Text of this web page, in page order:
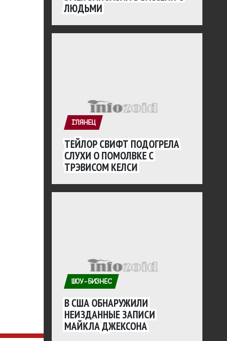
ЛЮДЬМИ
ГЛЯНЕЦ
ТЕЙЛОР СВИФТ ПОДОГРЕЛА
СЛУХИ О ПОМОЛВКЕ С
ТРЭВИСОМ КЕЛСИ
ШОУ-БИЗНЕС
В США ОБНАРУЖИЛИ
НЕИЗДАННЫЕ ЗАПИСИ
МАЙКЛА ДЖЕКСОНА